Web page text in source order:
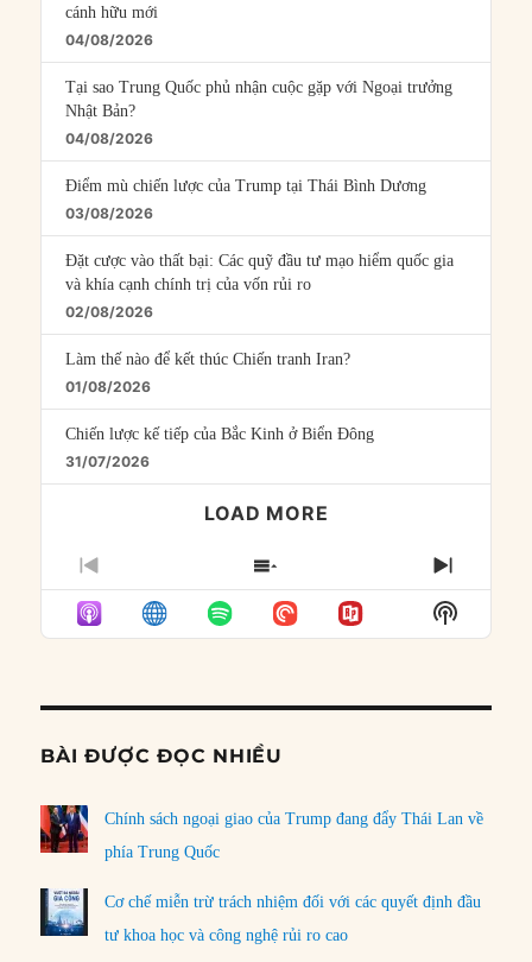
cánh hữu mới
04/08/2026
Tại sao Trung Quốc phủ nhận cuộc gặp với Ngoại trưởng
Nhật Bản?
04/08/2026
Điểm mù chiến lược của Trump tại Thái Bình Dương
03/08/2026
Đặt cược vào thất bại: Các quỹ đầu tư mạo hiểm quốc gia
và khía cạnh chính trị của vốn rủi ro
02/08/2026
Làm thế nào để kết thúc Chiến tranh Iran?
01/08/2026
Chiến lược kế tiếp của Bắc Kinh ở Biển Đông
31/07/2026
LOAD MORE
PREVIOUS
EPISODE
SHOW
EPISODES
LIST
NEXT
Show
Podcast
BÀI ĐƯỢC ĐỌC NHIỀU
Chính sách ngoại giao của Trump đang đẩy Thái Lan về
phía Trung Quốc
Cơ chế miễn trừ trách nhiệm đối với các quyết định đầu
tư khoa học và công nghệ rủi ro cao